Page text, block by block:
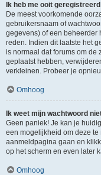
Ik heb me ooit
De meest voorkomende
gebruikersnaam of
gegevens) of een beheerder
reden. Indien dit laatste het
is normaal dat forums om de
geplaatst hebben,
verkleinen. Probeer je
Omhoog
Ik weet mijn wachtwoord
Geen paniek! Je kan je
een mogelijkheid om deze
aanmeldpagina gaan en
op het scherm en even later
Omhoog